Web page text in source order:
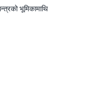
भूमिकामाथि